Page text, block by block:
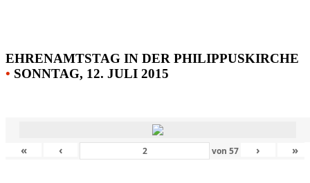
EHRENAMTSTAG IN DER PHILIPPUSKIRCHE
• SONNTAG, 12. JULI 2015
« ‹ von57 › »